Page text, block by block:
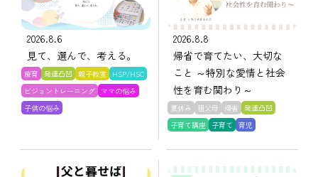
2026.8.6
見て、選んで、考える。
療育 発達凸凹 親子教室
HSP/HSC
ビジョントレーニング
ママの悩み
子供の悩み
2026.8.8
帰省で育てたい、大切な
こと ～特別な愛情と社会
性を育む関わり～
夏休み 祖父母 帰省
発達凸凹
子育て講座 子育て 育児